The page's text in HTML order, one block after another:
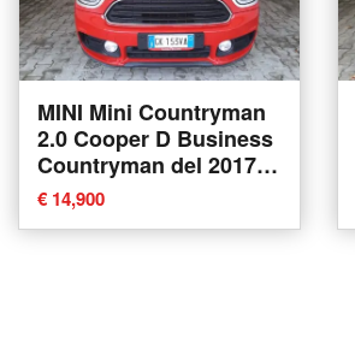
MINI Mini Countryman
2.0 Cooper D Business
Countryman del 2017
usata a Firenze
€ 14,900